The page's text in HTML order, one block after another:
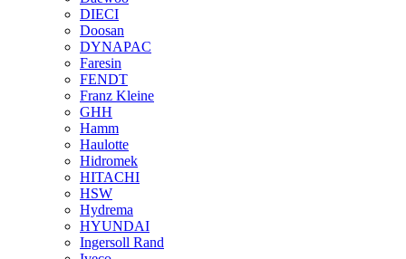
DIECI
Doosan
DYNAPAC
Faresin
FENDT
Franz Kleine
GHH
Hamm
Haulotte
Hidromek
HITACHI
HSW
Hydrema
HYUNDAI
Ingersoll Rand